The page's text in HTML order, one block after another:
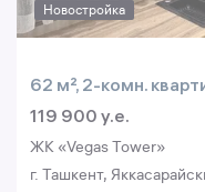
Новостройка
62 м², 2-комн.
119 900 y.e.
ЖК «Vegas Tower»
г. Ташкент,